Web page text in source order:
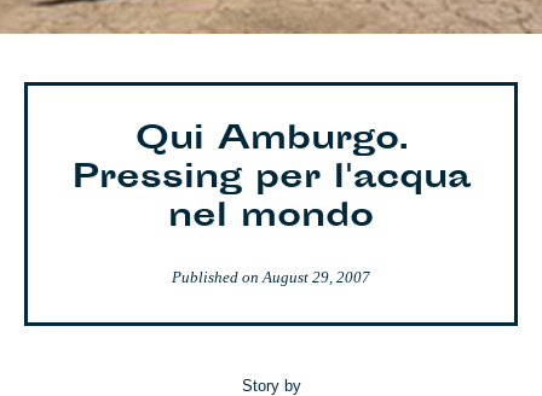
Qui Amburgo.
Pressing per l'acqua
nel mondo
Published on August 29, 2007
Story by